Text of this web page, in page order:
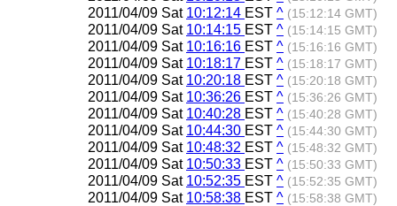
2011/04/09 Sat 10:12:14 EST ^ (15:12:14 GMT)
2011/04/09 Sat 10:14:15 EST ^ (15:14:15 GMT)
2011/04/09 Sat 10:16:16 EST ^ (15:16:16 GMT)
2011/04/09 Sat 10:18:17 EST ^ (15:18:17 GMT)
2011/04/09 Sat 10:20:18 EST ^ (15:20:18 GMT)
2011/04/09 Sat 10:36:26 EST ^ (15:36:26 GMT)
2011/04/09 Sat 10:40:28 EST ^ (15:40:28 GMT)
2011/04/09 Sat 10:44:30 EST ^ (15:44:30 GMT)
2011/04/09 Sat 10:48:32 EST ^ (15:48:32 GMT)
2011/04/09 Sat 10:50:33 EST ^ (15:50:33 GMT)
2011/04/09 Sat 10:52:35 EST ^ (15:52:35 GMT)
2011/04/09 Sat 10:58:38 EST ^ (15:58:38 GMT)